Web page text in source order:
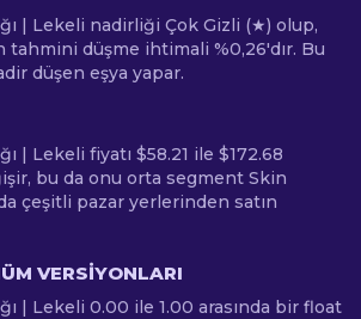
| Lekeli nadirliği Çok Gizli (★) olup,
tahmini düşme ihtimali %0,26'dır. Bu
düşen eşya yapar.
| Lekeli fiyatı $58.21 ile $172.68
bu da onu orta segment Skin
çeşitli pazar yerlerinden satın
VERSIYONLARI
| Lekeli 0.00 ile 1.00 arasında bir float